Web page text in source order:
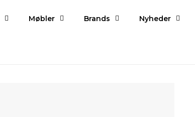
Møbler Brands Nyheder